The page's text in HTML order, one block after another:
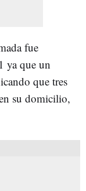
fue
ya que un
que tres
su domicilio,